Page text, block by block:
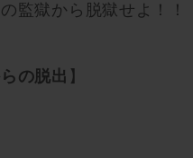
監獄から脱獄せよ！！
の脱出 】